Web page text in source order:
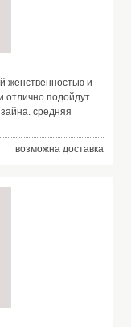
женственностью и
отлично подойдут
средняя
оттенков в стиле
возможна доставка